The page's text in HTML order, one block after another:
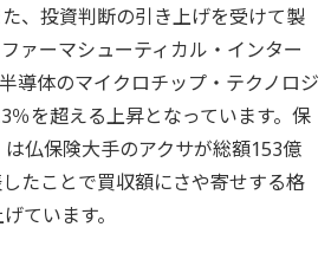
、投資判断の引き上げを受けて製
ァーマシューティカル・インター
導体のマイクロチップ・テクノロジ
％を超える上昇となっています。保
は仏保険大手のアクサが総額153億
たことで買収額にさや寄せする格
ています。